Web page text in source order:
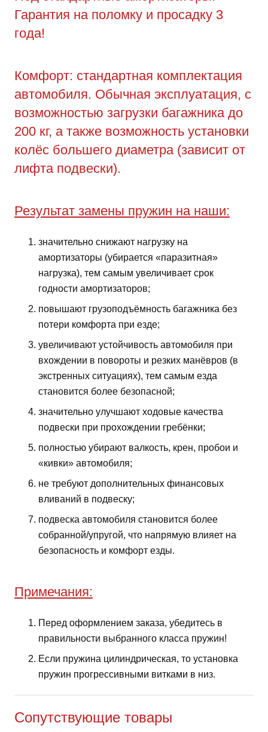
Гарантия на поломку и просадку 3
года!
Комфорт: стандартная комплектация
автомобиля. Обычная эксплуатация, с
возможностью загрузки багажника до
200 кг, а также возможность установки
колёс большего диаметра (зависит от
лифта подвески).
Результат замены пружин на наши:
значительно снижают нагрузку на
амортизаторы (убирается «паразитная»
нагрузка), тем самым увеличивает срок
годности амортизаторов;
повышают грузоподъёмность багажника без
потери комфорта при езде;
увеличивают устойчивость автомобиля при
вхождении в повороты и резких манёвров (в
экстренных ситуациях), тем самым езда
становится более безопасной;
значительно улучшают ходовые качества
подвески при прохождении гребёнки;
полностью убирают валкость, крен, пробои и
«кивки» автомобиля;
не требуют дополнительных финансовых
вливаний в подвеску;
подвеска автомобиля становится более
собранной/упругой, что напрямую влияет на
безопасность и комфорт езды.
Примечания:
Перед оформлением заказа, убедитесь в
правильности выбранного класса пружин!
Если пружина цилиндрическая, то установка
пружин прогрессивными витками в низ.
Сопутствующие товары